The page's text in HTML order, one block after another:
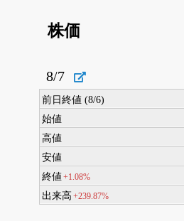
株価
8/7
前日終値 (8/6)
始値
高値
安値
終値 +1.08%
出来高 +239.87%